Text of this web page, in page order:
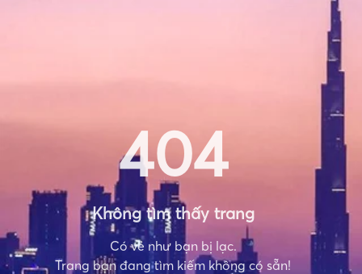
404
Không tìm thấy trang
Có vẻ như bạn bị lạc.
Trang bạn đang tìm kiếm không có sẵn!